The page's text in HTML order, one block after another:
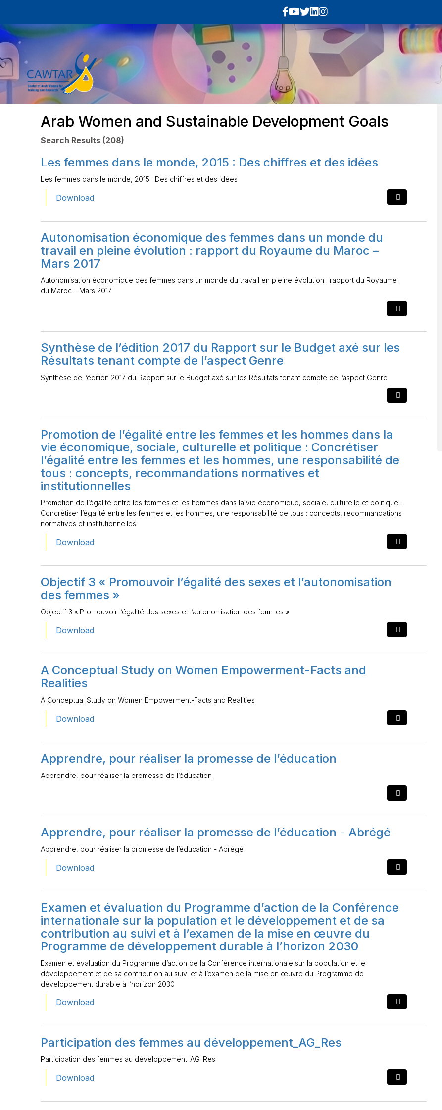
Arab Women and Sustainable Development Goals
Search Results (208)
Les femmes dans le monde, 2015 : Des chiffres et des idées
Les femmes dans le monde, 2015 : Des chiffres et des idées
Download
Autonomisation économique des femmes dans un monde du
travail en pleine évolution : rapport du Royaume du Maroc –
Mars 2017
Autonomisation économique des femmes dans un monde du travail en pleine évolution : rapport du Royaume
du Maroc – Mars 2017
Synthèse de l’édition 2017 du Rapport sur le Budget axé sur les
Résultats tenant compte de l’aspect Genre
Synthèse de l’édition 2017 du Rapport sur le Budget axé sur les Résultats tenant compte de l’aspect Genre
Promotion de l’égalité entre les femmes et les hommes dans la
vie économique, sociale, culturelle et politique : Concrétiser
l’égalité entre les femmes et les hommes, une responsabilité de
tous : concepts, recommandations normatives et
institutionnelles
Promotion de l’égalité entre les femmes et les hommes dans la vie économique, sociale, culturelle et politique :
Concrétiser l’égalité entre les femmes et les hommes, une responsabilité de tous : concepts, recommandations
normatives et institutionnelles
Download
Objectif 3 « Promouvoir l’égalité des sexes et l’autonomisation
des femmes »
Objectif 3 « Promouvoir l’égalité des sexes et l’autonomisation des femmes »
Download
A Conceptual Study on Women Empowerment-Facts and
Realities
A Conceptual Study on Women Empowerment-Facts and Realities
Download
Apprendre, pour réaliser la promesse de l’éducation
Apprendre, pour réaliser la promesse de l’éducation
Apprendre, pour réaliser la promesse de l’éducation - Abrégé
Apprendre, pour réaliser la promesse de l’éducation - Abrégé
Download
Examen et évaluation du Programme d’action de la Conférence
internationale sur la population et le développement et de sa
contribution au suivi et à l’examen de la mise en œuvre du
Programme de développement durable à l’horizon 2030
Examen et évaluation du Programme d’action de la Conférence internationale sur la population et le
développement et de sa contribution au suivi et à l’examen de la mise en œuvre du Programme de
développement durable à l’horizon 2030
Download
Participation des femmes au développement_AG_Res
Participation des femmes au développement_AG_Res
Download